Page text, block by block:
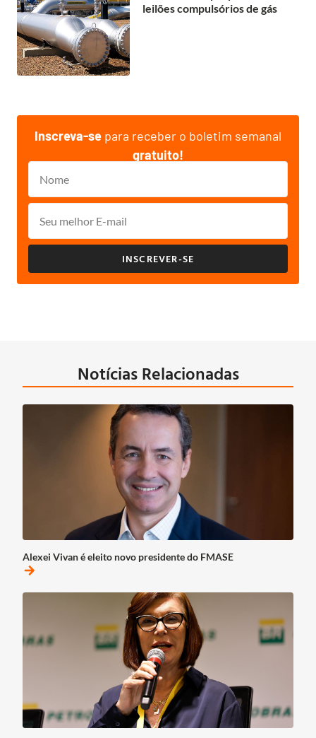
leilões compulsórios de gás
Inscreva-se para receber o boletim semanal
gratuito!
INSCREVER-SE
Notícias Relacionadas
Alexei Vivan é eleito novo presidente do FMASE
arrow_forward